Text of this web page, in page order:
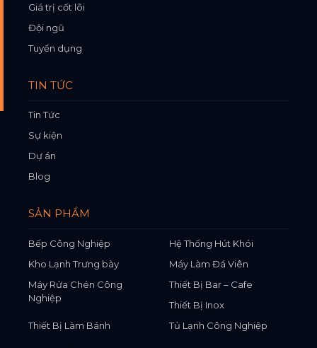
Giá trị cốt lõi
Đội ngũ
Tuyển dụng
TIN TỨC
Tin Tức
Sự kiện
Dự án
Blog
SẢN PHẨM
Bếp Công Nghiệp
Hệ Thống Hút Khói
Kho Lạnh Trưng bày
Máy Làm Đá Viên
Máy Rửa Chén Công
Nghiệp
Thiết Bị Bar – Cafe
Thiết Bị Inox
Thiết Bị Làm Bánh
Tủ Lạnh Công Nghiệp